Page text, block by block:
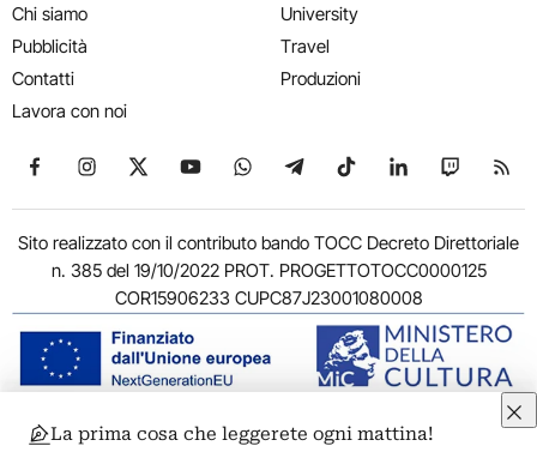
Chi siamo
Pubblicità
Contatti
Lavora con noi
University
Travel
Produzioni
Seguici su Facebook
Seguici su Instagram
Seguici su X
Seguici su YouTube
Seguici su WhatsApp
Seguici su Telegram
Seguici su TikTok
Seguici su
Seguici
Sito realizzato con il contributo bando TOCC Decreto Direttoriale
n. 385 del 19/10/2022 PROT. PROGETTOTOCC0000125
COR15906233 CUPC87J23001080008
© 2011-2026 ARTRIBUNE srl – Corso Vittorio Emanuele II, 287 –
La prima cosa che leggerete ogni mattina!